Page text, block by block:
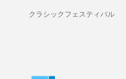
クラシックフェスティバル